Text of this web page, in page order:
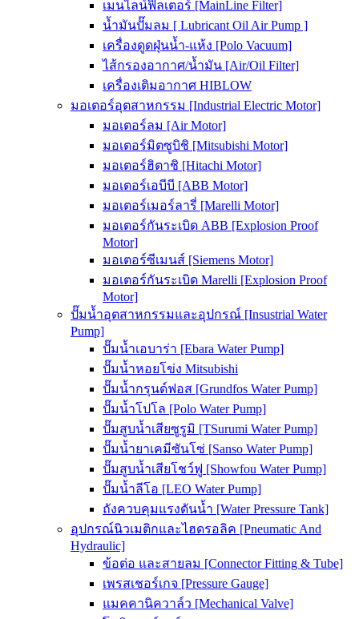
เมนไลน์ฟิลเตอร์ [MainLine Filter]
น้ำมันปั๊มลม [ Lubricant Oil Air Pump ]
เครื่องดูดฝุ่นน้ำ-แห้ง [Polo Vacuum]
ไส้กรองอากาศ/น้ำมัน [Air/Oil Filter]
เครื่องเติมอากาศ HIBLOW
มอเตอร์อุตสาหกรรม [Industrial Electric Motor]
มอเตอร์ลม [Air Motor]
มอเตอร์มิตซูบิชิ [Mitsubishi Motor]
มอเตอร์ฮิตาชิ [Hitachi Motor]
มอเตอร์เอบีบี [ABB Motor]
มอเตอร์เมอร์ลารี่ [Marelli Motor]
มอเตอร์กันระเบิด ABB [Explosion Proof
Motor]
มอเตอร์ซีเมนส์ [Siemens Motor]
มอเตอร์กันระเบิด Marelli [Explosion Proof
Motor]
ปั๊มน้ำอุตสาหกรรมและอุปกรณ์ [Insustrial Water
Pump]
ปั๊มน้ำเอบาร่า [Ebara Water Pump]
ปั๊มน้ำหอยโข่ง Mitsubishi
ปั๊มน้ำกรุนด์ฟอส [Grundfos Water Pump]
ปั๊มน้ำโปโล [Polo Water Pump]
ปั๊มสูบน้ำเสียซูรูมิ [TSurumi Water Pump]
ปั๊มน้ำยาเคมีซันโซ่ [Sanso Water Pump]
ปั๊มสูบน้ำเสียโชว์ฟู [Showfou Water Pump]
ปั๊มน้ำลีโอ [LEO Water Pump]
ถังควบคุมแรงดันน้ำ [Water Pressure Tank]
อุปกรณ์นิวเมติกและไฮดรอลิค [Pneumatic And
Hydraulic]
ข้อต่อ และสายลม [Connector Fitting & Tube]
เพรสเชอร์เกจ [Pressure Gauge]
แมคคานิควาล์ว [Mechanical Valve]